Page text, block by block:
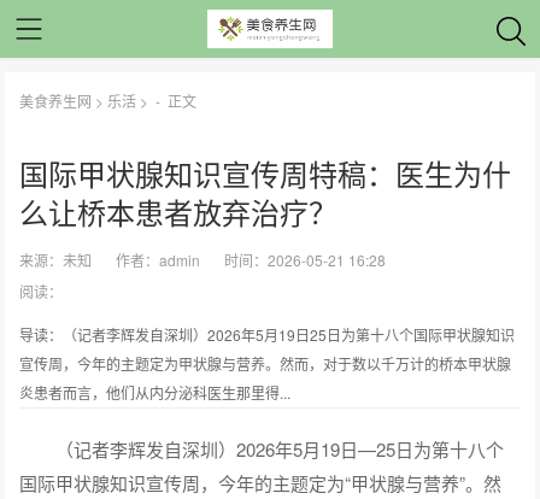
美食养生网 > 乐活 > - 正文
国际甲状腺知识宣传周特稿：医生为什
么让桥本患者放弃治疗？
来源：未知 作者：admin
时间：2026-05-21 16:28
阅读：
导读：（记者李辉发自深圳）2026年5月19日25日为第十八个国际甲状腺知识
宣传周，今年的主题定为甲状腺与营养。然而，对于数以千万计的桥本甲状腺
炎患者而言，他们从内分泌科医生那里得...
（记者李辉发自深圳）2026年5月19日—25日为第十八个
国际甲状腺知识宣传周，今年的主题定为“甲状腺与营养”。然